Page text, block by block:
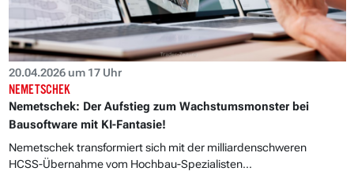
20.04.2026 um 17 Uhr
NEMETSCHEK
Nemetschek: Der Aufstieg zum Wachstumsmonster bei
Bausoftware mit KI-Fantasie!
Nemetschek transformiert sich mit der milliardenschweren
HCSS-Übernahme vom Hochbau-Spezialisten...